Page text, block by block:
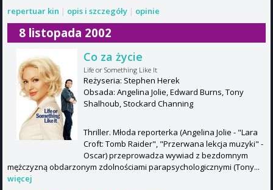
repertuar kin | opis i szczegóły | opinie
8 listopada 2002
Co za życie
Life or Something Like It
Reżyseria: Stephen Herek
Obsada: Angelina Jolie, Edward Burns, Tony
Shalhoub, Stockard Channing
Thriller. Młoda reporterka (Angelina Jolie - "Lara
Croft: Tomb Raider", "Przerwana lekcja muzyki" -
Oscar) przeprowadza wywiad z bezdomnym
mężczyzną obdarzonym zdolnościami parapsychologicznymi (Tony...
więcej